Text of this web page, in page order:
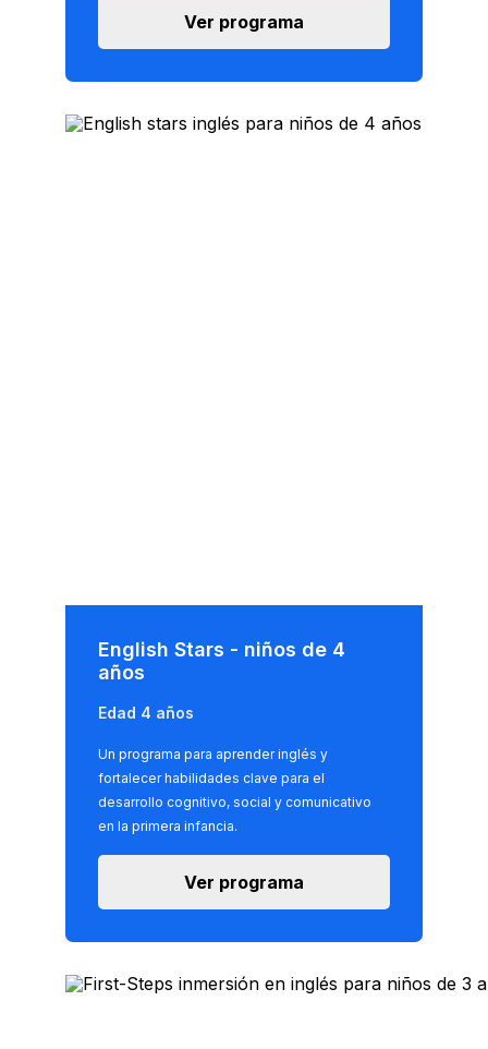
Ver programa
English Stars - niños de 4
años
Edad 4 años
Un programa para aprender inglés y
fortalecer habilidades clave para el
desarrollo cognitivo, social y comunicativo
en la primera infancia.
Ver programa